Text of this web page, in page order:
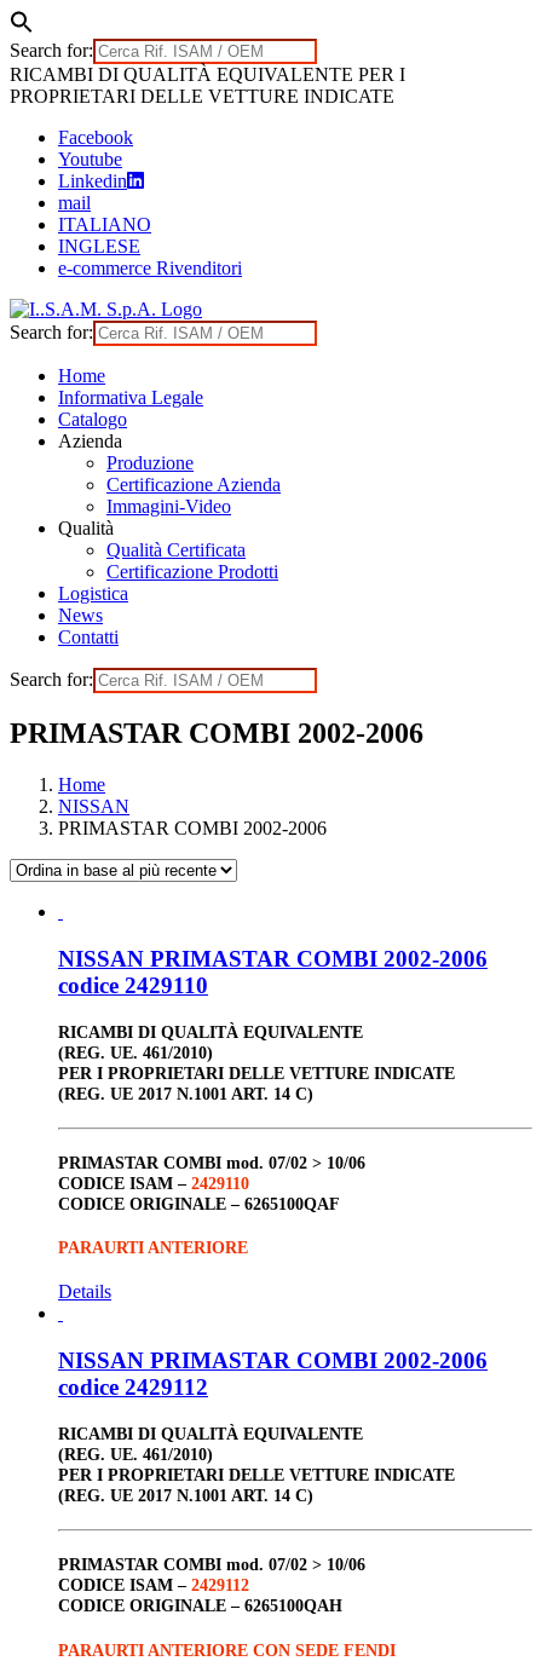
Search for:
Skip
to
RICAMBI DI QUALITÀ EQUIVALENTE PER I
PROPRIETARI DELLE VETTURE INDICATE
Facebook
Youtube
Linkedin
mail
ITALIANO
INGLESE
e-commerce Rivenditori
Search for:
Home
Informativa Legale
Catalogo
Azienda
Produzione
Certificazione Azienda
Immagini-Video
Qualità
Qualità Certificata
Certificazione Prodotti
Logistica
News
Contatti
Search for:
PRIMASTAR COMBI 2002-2006
Home
NISSAN
PRIMASTAR COMBI 2002-2006
NISSAN PRIMASTAR COMBI 2002-2006
codice 2429110
RICAMBI DI QUALITÀ EQUIVALENTE
(REG. UE. 461/2010)
PER I PROPRIETARI DELLE VETTURE INDICATE
(REG. UE 2017 N.1001 ART. 14 C)
PRIMASTAR COMBI mod. 07/02 > 10/06
CODICE ISAM – 2429110
CODICE ORIGINALE – 6265100QAF
PARAURTI ANTERIORE
Details
NISSAN PRIMASTAR COMBI 2002-2006
codice 2429112
RICAMBI DI QUALITÀ EQUIVALENTE
(REG. UE. 461/2010)
PER I PROPRIETARI DELLE VETTURE INDICATE
(REG. UE 2017 N.1001 ART. 14 C)
PRIMASTAR COMBI mod. 07/02 > 10/06
CODICE ISAM – 2429112
CODICE ORIGINALE – 6265100QAH
PARAURTI ANTERIORE CON SEDE FENDI